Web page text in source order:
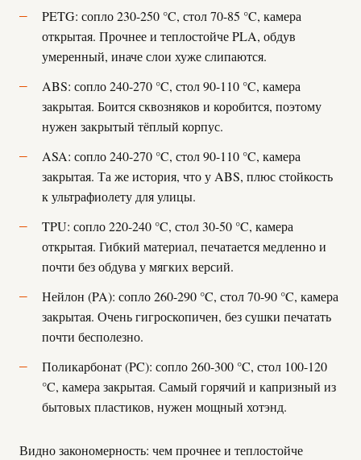
PETG: сопло 230-250 °C, стол 70-85 °C, камера
открытая. Прочнее и теплостойче PLA, обдув
умеренный, иначе слои хуже слипаются.
ABS: сопло 240-270 °C, стол 90-110 °C, камера
закрытая. Боится сквозняков и коробится, поэтому
нужен закрытый тёплый корпус.
ASA: сопло 240-270 °C, стол 90-110 °C, камера
закрытая. Та же история, что у ABS, плюс стойкость
к ультрафиолету для улицы.
TPU: сопло 220-240 °C, стол 30-50 °C, камера
открытая. Гибкий материал, печатается медленно и
почти без обдува у мягких версий.
Нейлон (PA): сопло 260-290 °C, стол 70-90 °C, камера
закрытая. Очень гигроскопичен, без сушки печатать
почти бесполезно.
Поликарбонат (PC): сопло 260-300 °C, стол 100-120
°C, камера закрытая. Самый горячий и капризный из
бытовых пластиков, нужен мощный хотэнд.
Видно закономерность: чем прочнее и теплостойче